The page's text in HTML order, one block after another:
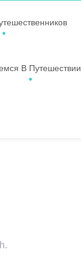
В Путешествии